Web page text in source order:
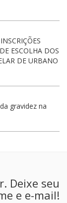
ESCOLHA DOS
DE URBANO
gravidez na
Deixe seu
e e-mail!